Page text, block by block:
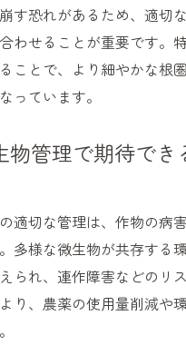
す恐れがあるため、適切
わせることが重要です。
ことで、より細やかな根
っています。
物管理で期待でき
適切な管理は、作物の病
多様な微生物が共存する
られ、連作障害などのリ
り、農薬の使用量削減や